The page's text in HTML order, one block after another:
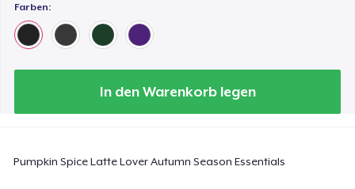
Farben:
In den Warenkorb legen
Pumpkin Spice Latte Lover Autumn Season Essentials
27,99 $
Comfort Colors 1717 | Classic Heavyweight T-Shirt
24,99 $